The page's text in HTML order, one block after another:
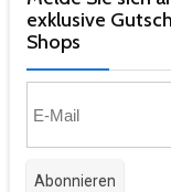
exklusive
Shops​